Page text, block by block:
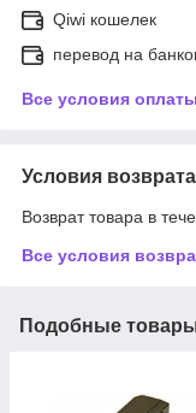
Qiwi кошелек
перевод на
Все условия оплаты
Условия возврата
Возврат товара в
Все условия
Подобные